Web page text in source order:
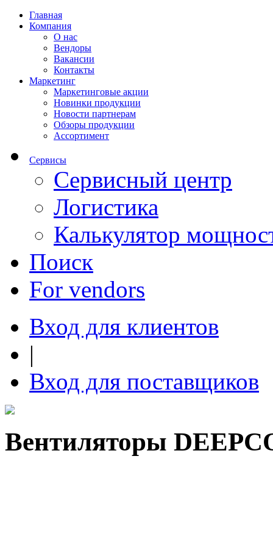
Главная
Компания
О нас
Вендоры
Вакансии
Контакты
Маркетинг
Маркетинговые акции
Новинки продукции
Новости партнерам
Обзоры продукции
Ассортимент
Сервисы
Сервисный центр
Логистика
Калькулятор
Поиск
For vendors
Вход для клиентов
|
Вход для поставщиков
Вентиляторы